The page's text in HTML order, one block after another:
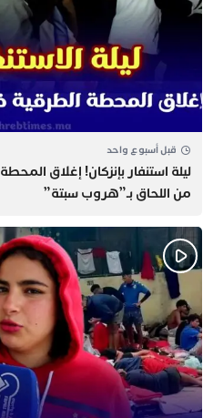
قبل أسبوع واحد
​ليلة استنفار بإنزكان! إغلاق
من اللحاق بـ”هروب سبتة”